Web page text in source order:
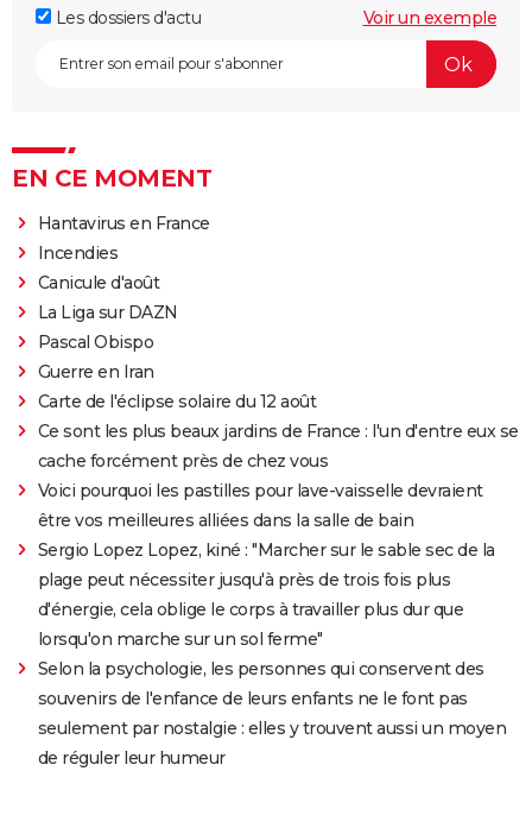
Les dossiers d'actu
Voir un exemple
EN CE MOMENT
Hantavirus en France
Incendies
Canicule d'août
La Liga sur DAZN
Pascal Obispo
Guerre en Iran
Carte de l'éclipse solaire du 12 août
Ce sont les plus beaux jardins de France : l'un d'entre eux se
cache forcément près de chez vous
Voici pourquoi les pastilles pour lave-vaisselle devraient
être vos meilleures alliées dans la salle de bain
Sergio Lopez Lopez, kiné : "Marcher sur le sable sec de la
plage peut nécessiter jusqu'à près de trois fois plus
d'énergie, cela oblige le corps à travailler plus dur que
lorsqu'on marche sur un sol ferme"
Selon la psychologie, les personnes qui conservent des
souvenirs de l'enfance de leurs enfants ne le font pas
seulement par nostalgie : elles y trouvent aussi un moyen
de réguler leur humeur